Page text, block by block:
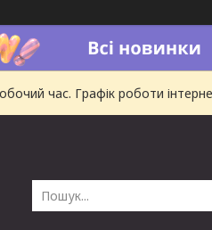
час. Графік роботи